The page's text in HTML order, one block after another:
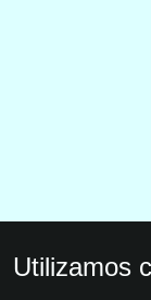
Utilizamos